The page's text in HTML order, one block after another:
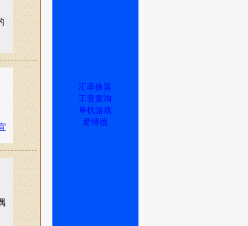
汇率换算
工资查询
单机游戏
爱博德